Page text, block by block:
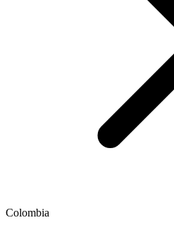
Colombia